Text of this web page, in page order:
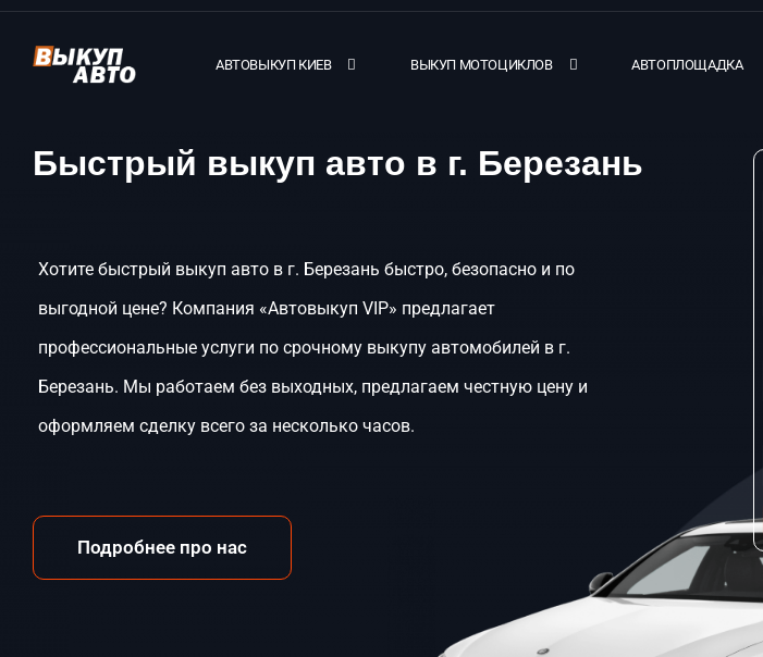
АВТОВЫКУП КИЕВ ВЫКУП МОТОЦИКЛОВ АВТОПЛОЩАДКА
Быстрый выкуп авто в г. Березань
Хотите быстрый выкуп авто в г. Березань быстро, безопасно и по
выгодной цене? Компания «Автовыкуп VIP» предлагает
профессиональные услуги по срочному выкупу автомобилей в г.
Березань. Мы работаем без выходных, предлагаем честную цену и
оформляем сделку всего за несколько часов.
Подробнее про нас